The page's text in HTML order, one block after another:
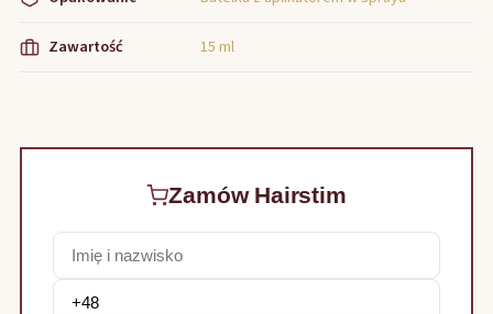
Zawartość 15 ml
Zamów Hairstim